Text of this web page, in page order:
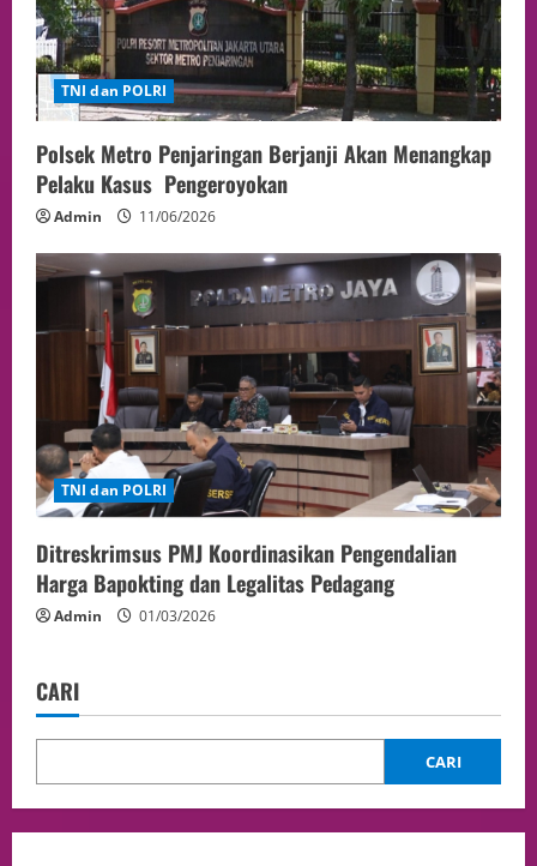
TNI dan POLRI
Polsek Metro Penjaringan Berjanji Akan Menangkap
Pelaku Kasus Pengeroyokan
Admin 11/06/2026
TNI dan POLRI
Ditreskrimsus PMJ Koordinasikan Pengendalian
Harga Bapokting dan Legalitas Pedagang
Admin 01/03/2026
CARI
CARI